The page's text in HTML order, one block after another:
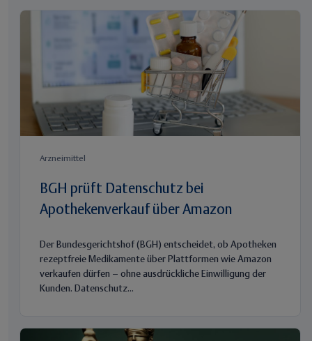
Arzneimittel
BGH prüft Datenschutz bei
Apothekenverkauf über Amazon
Der Bundesgerichtshof (BGH) entscheidet, ob Apotheken
rezeptfreie Medikamente über Plattformen wie Amazon
verkaufen dürfen – ohne ausdrückliche Einwilligung der
Kunden. Datenschutz...